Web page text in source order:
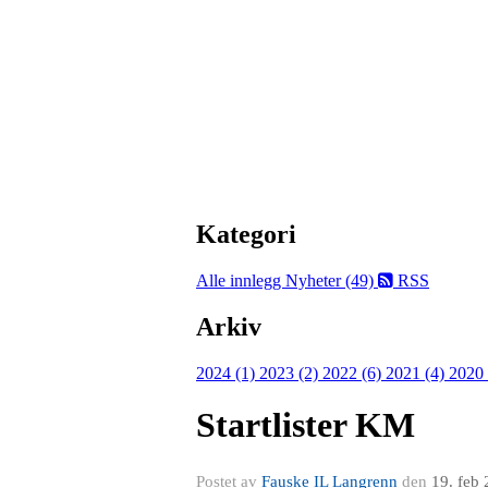
Kategori
Alle innlegg Nyheter (49) RSS
Arkiv
2024 (1) 2023 (2) 2022 (6) 2021 (4) 2020
Startlister KM
Postet av Fauske IL Langrenn den 19. feb